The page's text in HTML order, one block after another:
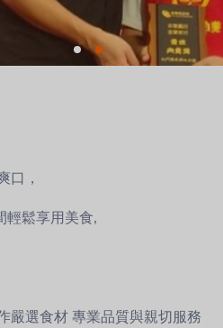
口，
輕鬆享用美食,
嚴選食材 專業品質與親切服務